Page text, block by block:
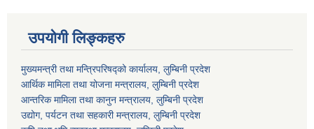
उपयोगी लिङ्कहरु
मुख्यमन्त्री तथा मन्त्रिपरिषद्को कार्यालय, लुम्बिनी प्रदेश
आर्थिक मामिला तथा योजना मन्त्रालय, लुम्बिनी प्रदेश
आन्तरिक मामिला तथा कानुन मन्त्रालय, लुम्बिनी प्रदेश
उद्योग, पर्यटन तथा सहकारी मन्त्रालय, लुम्बिनी प्रदेश